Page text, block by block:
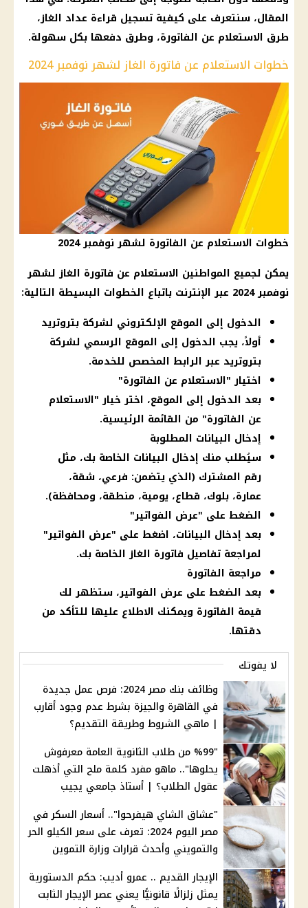
المقال، سنتعرف على كيفية تسجيل قراءة عداد الغاز،
طرق الاستعلام عن الفاتورة، وطرق دفعها بكل سهولة.
خطوات الاستعلام عن فاتورة الغاز لشهر نوفمبر 2024
خطوات الاستعلام عن الفاتورة لشهر نوفمبر 2024
يمكن لجميع المواطنين الاستعلام عن فاتورة الغاز لشهر
نوفمبر 2024 عبر الإنترنت باتباع الخطوات البسيطة التالية:
الدخول إلى الموقع الإلكتروني لشركة بتروتريد
أولاً، يجب الدخول إلى الموقع الرسمي لشركة
بتروتريد عبر الرابط المخصص للخدمة.
اختيار "الاستعلام عن الفاتورة"
بعد الدخول إلى الموقع، اختر خيار "الاستعلام
عن الفاتورة" من القائمة الرئيسية.
إدخال البيانات المطلوبة
سيُطلب منك إدخال البيانات الخاصة بك، مثل
رقم المشترك (الذي يتضمن: فرعي، شقة،
عمارة، بلوك، قطاع، يومية، منطقة، ومحافظة).
الضغط على "عرض الفواتير"
بعد إدخال البيانات، اضغط على "عرض الفواتير"
لمراجعة تفاصيل فاتورة الغاز الخاصة بك.
مراجعة الفاتورة
بعد الضغط على عرض الفواتير، ستظهر لك
قيمة الفاتورة ويمكنك الاطلاع عليها للتأكد من
دقتها.
لا يفوتك
وظائف بنك مصر 2024: فرص عمل جديدة
في القاهرة والجيزة بشرط عدم وجود أقارب
| ماهي الشروط وطريقة التقديم؟
"%99 من طلاب الثانوية العامة معرفوش
يحلوها".. ماهو مفرد كلمة ملح التي أذهلت
عقول الطلاب؟ | أستاذ جامعي يجيب
"عشاق الشاي هيفرحوا".. أسعار السكر في
مصر اليوم 2024: تعرف على سعر الكيلو الحر
والتمويني وأحدث قرارات وزارة التموين
الإيجار القديم .. عمرو أديب: حكم الدستورية
يمثل زلزالًا قانونيًّا يعني عصر الإيجار الثابت